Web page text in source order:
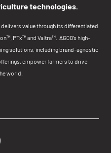
technologies.
delivers value through its differentiated
PTx™ and Valtra™. AGCO’s high-
solutions, including brand-agnostic
empower farmers to drive
world.